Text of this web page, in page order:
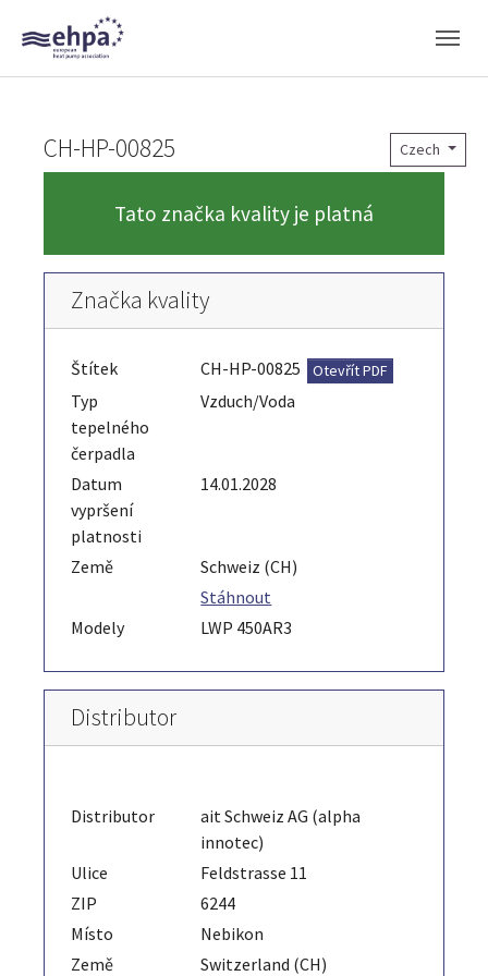
Skip to main navigation
Skip to main content
Skip to page footer
Czech
CH-HP-00825
Tato značka kvality je platná
Značka kvality
Štítek CH-HP-00825 Otevřít PDF
Typ
tepelného
čerpadla
Vzduch/Voda
Datum
vypršení
platnosti
14.01.2028
Země
Schweiz (CH)
Stáhnout
Modely
LWP 450AR3
Distributor
Distributor
ait Schweiz AG (alpha
innotec)
Ulice
Feldstrasse 11
ZIP
6244
Místo
Nebikon
Země
Switzerland (CH)